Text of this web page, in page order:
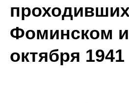
Фоминском
октября 1941